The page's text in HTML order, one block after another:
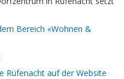
Bereich «Wohnen &
Rüfenacht auf der Website